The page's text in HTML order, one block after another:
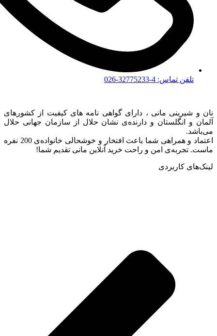
تلفن تماس: 4-32775233-026
نان و شیرینی مانی ، دارای گواهی نامه های کیفیت از کشورهای
آلمان و انگلستان و دارنده‌ی نشان حلال از سازمان جهانی حلال
می‌باشد.
اعتماد و همراهی شما باعث افتخار و خوشحالی خانواده‌ی 200 نفره
ماست. تجربه‌ی امن و راحت خرید آنلاین مانی تقدیم شما!
لینک‌های کاربردی